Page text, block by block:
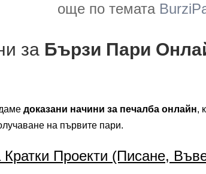
още по темата
за Бързи Пари
доказани начини за печалба онлайн,
на първите пари.
Кратки Проекти (Писане,